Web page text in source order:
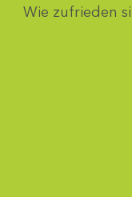
Wie zufrieden